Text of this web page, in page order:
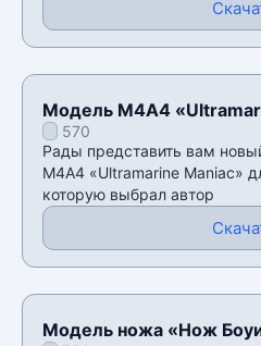
Модель М4А4
v34570
Рады представить вам
М4А4 «Ultramarine Maniac»
которую выбрал автор
Модель ножа «Нож